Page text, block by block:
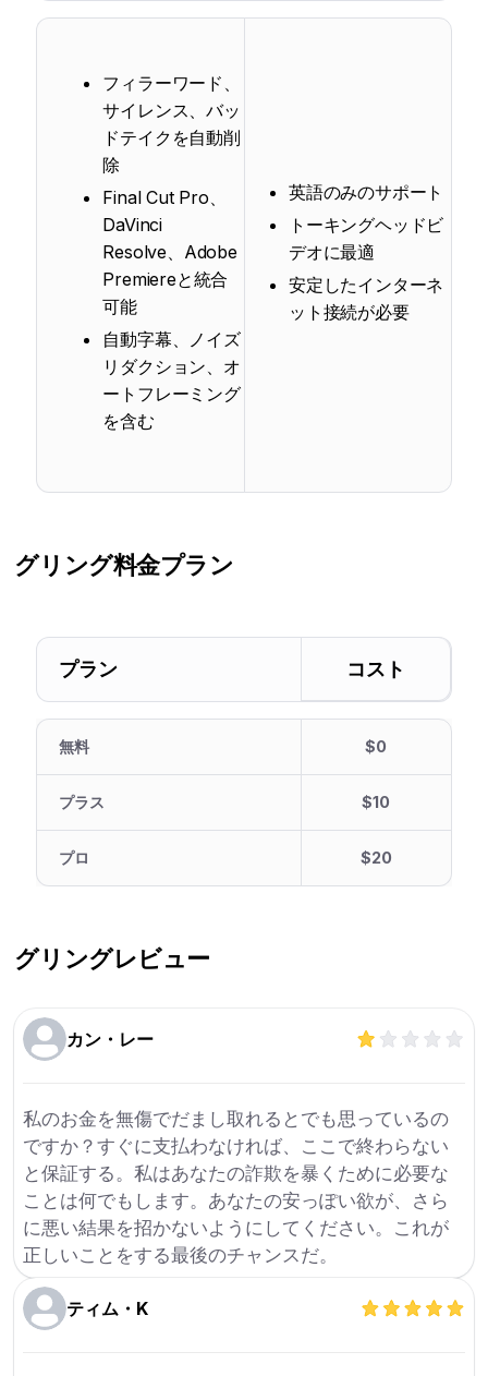
フィラーワード、
サイレンス、バッ
ドテイクを自動削
除
Final Cut Pro、
DaVinci
Resolve、Adobe
Premiereと統合
可能
自動字幕、ノイズ
リダクション、オ
ートフレーミング
を含む
英語のみのサポート
トーキングヘッドビ
デオに最適
安定したインターネ
ット接続が必要
グリング料金プラン
プラン コスト
無料 $0
プラス $10
プロ $20
グリングレビュー
カン・レー
私のお金を無傷でだまし取れるとでも思っているの
ですか？すぐに支払わなければ、ここで終わらない
と保証する。私はあなたの詐欺を暴くために必要な
ことは何でもします。あなたの安っぽい欲が、さら
に悪い結果を招かないようにしてください。これが
正しいことをする最後のチャンスだ。
ティム・K